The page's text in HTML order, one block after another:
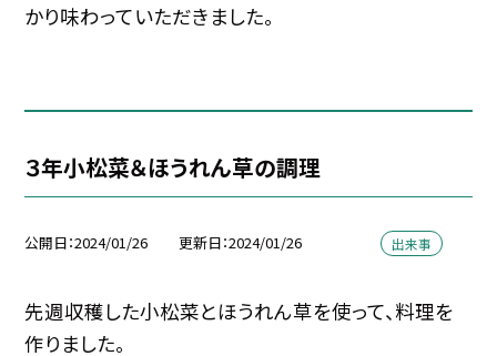
かり味わっていただきました。
３年小松菜＆ほうれん草の調理
公開日 2024/01/26 更新日 2024/01/26 出来事
先週収穫した小松菜とほうれん草を使って、料理を
作りました。